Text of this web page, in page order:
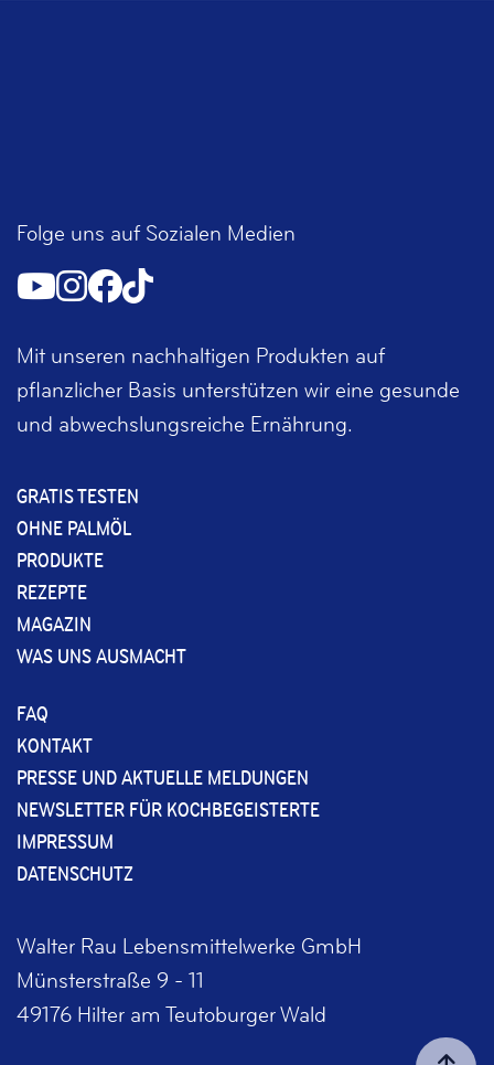
Folge uns auf Sozialen Medien
Mit unseren nachhaltigen Produkten auf
pflanzlicher Basis unterstützen wir eine gesunde
und abwechslungsreiche Ernährung.
GRATIS TESTEN
OHNE PALMÖL
PRODUKTE
REZEPTE
MAGAZIN
WAS UNS AUSMACHT
FAQ
KONTAKT
PRESSE UND AKTUELLE MELDUNGEN
NEWSLETTER FÜR KOCHBEGEISTERTE
IMPRESSUM
DATENSCHUTZ
Walter Rau Lebensmittelwerke GmbH
Münsterstraße 9 - 11
49176 Hilter am Teutoburger Wald